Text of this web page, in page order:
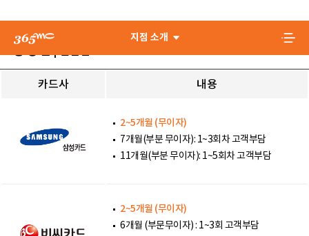
지점 소개
카드사 내용
2~5개월 (무이자)
7개월(부분 무이자): 1~3회차 고객부담
11개월(부분 무이자): 1~5회차 고객부담
2~5개월 (무이자)
6개월 (부문무이자) : 1~3회 고객부담